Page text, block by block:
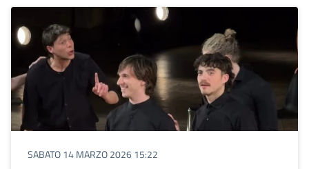
SABATO 14 MARZO 2026 15:22